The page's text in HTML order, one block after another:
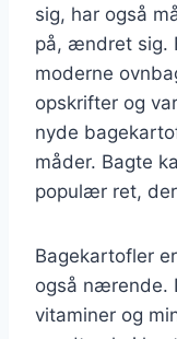
sig, har også
på, ændret sig.
moderne
opskrifter og
nyde
måder. Bagte
populær ret,
Bagekartofler
også nærende.
vitaminer og